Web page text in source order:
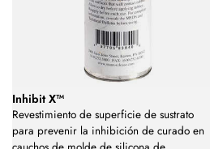
Inhibit X™
Revestimiento de superficie de sustrato
para prevenir la inhibición de curado en